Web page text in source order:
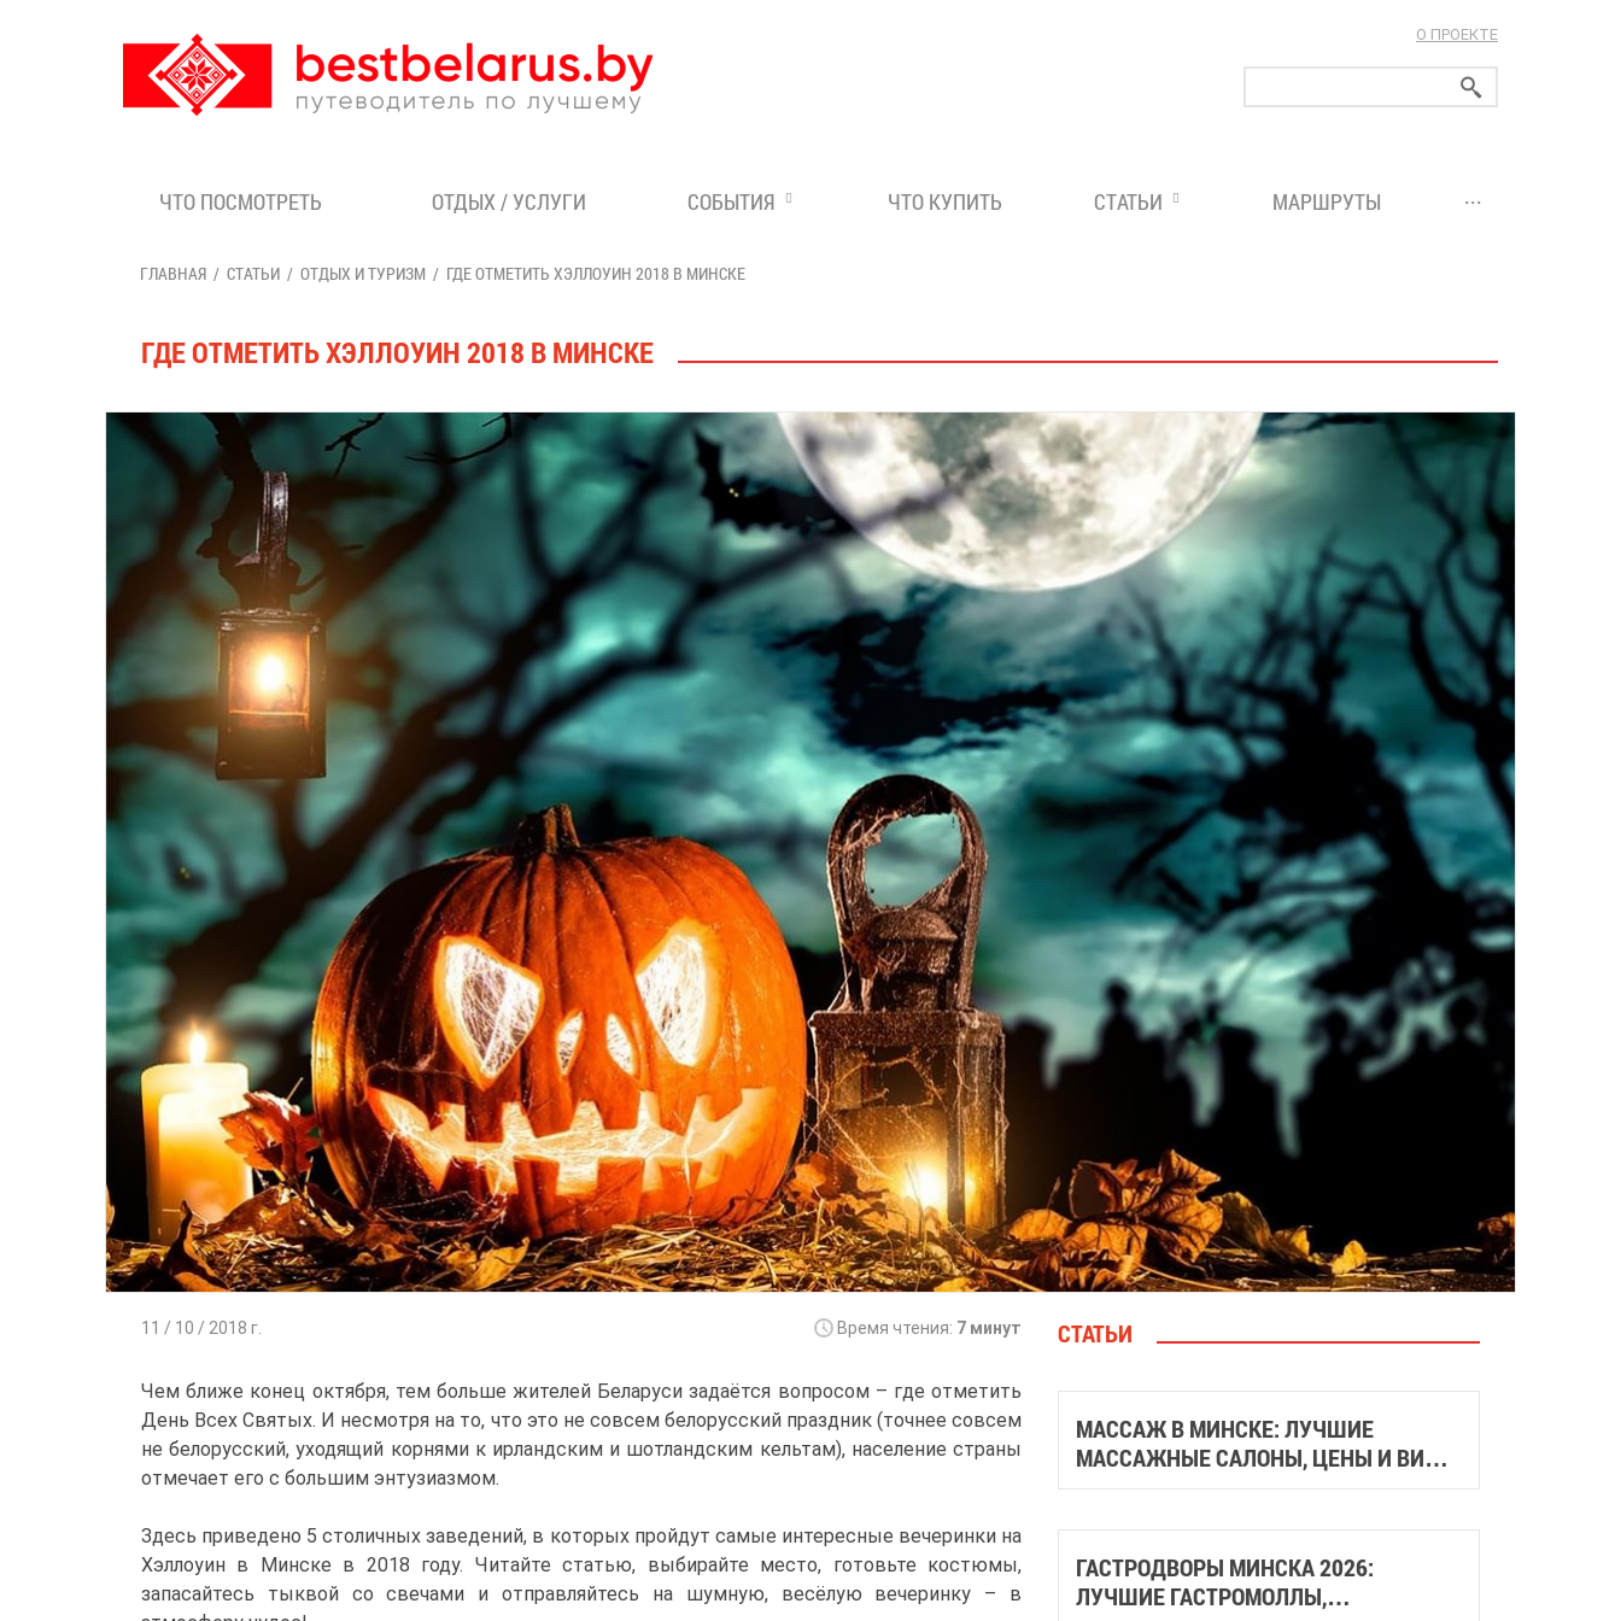
О ПРОЕКТЕ
ЧТО ПОСМОТРЕТЬ ОТДЫХ / УСЛУГИ СОБЫТИЯ ЧТО КУПИТЬ СТАТЬИ МАРШРУТЫ ...
ГЛАВНАЯ СТАТЬИ ОТДЫХ И ТУРИЗМ ГДЕ ОТМЕТИТЬ ХЭЛЛОУИН 2018 В МИНСКЕ
ГДЕ ОТМЕТИТЬ ХЭЛЛОУИН 2018 В МИНСКЕ
11 / 10 / 2018 г. Время чтения: 7 минут
Чем ближе конец октября, тем больше жителей Беларуси задаётся вопросом – где отметить
День Всех Святых. И несмотря на то, что это не совсем белорусский праздник (точнее совсем
не белорусский, уходящий корнями к ирландским и шотландским кельтам), население страны
отмечает его с большим энтузиазмом.
Здесь приведено 5 столичных заведений, в которых пройдут самые интересные вечеринки на
Хэллоуин в Минске в 2018 году. Читайте статью, выбирайте место, готовьте костюмы,
запасайтесь тыквой со свечами и отправляйтесь на шумную, весёлую вечеринку – в
СТАТЬИ
МАССАЖ В МИНСКЕ: ЛУЧШИЕ
МАССАЖНЫЕ САЛОНЫ, ЦЕНЫ И ВИДЫ
МАССАЖА
ГАСТРОДВОРЫ МИНСКА 2026:
ЛУЧШИЕ ГАСТРОМОЛЛЫ,